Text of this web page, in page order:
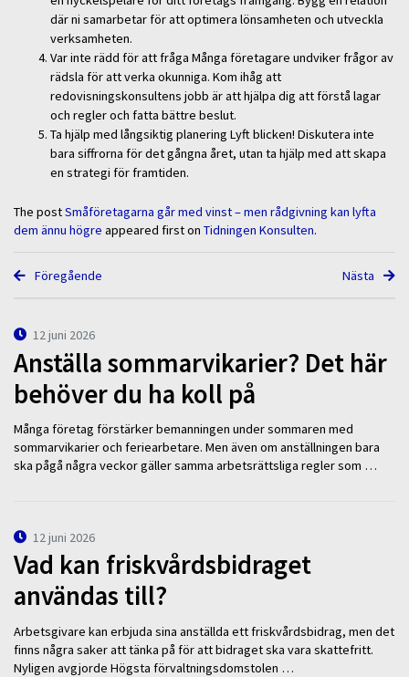
där ni samarbetar för att optimera lönsamheten och utveckla
verksamheten.
Var inte rädd för att fråga Många företagare undviker frågor av
rädsla för att verka okunniga. Kom ihåg att
redovisningskonsultens jobb är att hjälpa dig att förstå lagar
och regler och fatta bättre beslut.
Ta hjälp med långsiktig planering Lyft blicken! Diskutera inte
bara siffrorna för det gångna året, utan ta hjälp med att skapa
en strategi för framtiden.
The postSmåföretagarna går med vinst – men rådgivning kan lyfta
dem ännu högre appeared first on Tidningen Konsulten.
Föregående Nästa
12 juni 2026
Anställa sommarvikarier? Det här
behöver du ha koll på
Många företag förstärker bemanningen under sommaren med
sommarvikarier och feriearbetare. Men även om anställningen bara
ska pågå några veckor gäller samma arbetsrättsliga regler som …
12 juni 2026
Vad kan friskvårdsbidraget
användas till?
Arbetsgivare kan erbjuda sina anställda ett friskvårdsbidrag, men det
finns några saker att tänka på för att bidraget ska vara skattefritt.
Nyligen avgjorde Högsta förvaltningsdomstolen …